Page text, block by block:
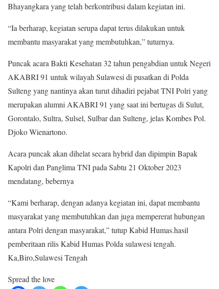
Bhayangkara yang telah berkontribusi dalam kegiatan ini.
“Ia berharap, kegiatan serupa dapat terus dilakukan untuk
membantu masyarakat yang membutuhkan,” tuturnya.
Puncak acara Bakti Kesehatan 32 tahun pengabdian untuk Negeri
AKABRI 91 untuk wilayah Sulawesi di pusatkan di Polda
Sulteng yang nantinya akan turut dihadiri pejabat TNI Polri yang
merupakan alumni AKABRI 91 yang saat ini bertugas di Sulut,
Gorontalo, Sultra, Sulsel, Sulbar dan Sulteng, jelas Kombes Pol.
Djoko Wienartono.
Acara puncak akan dihelat secara hybrid dan dipimpin Bapak
Kapolri dan Panglima TNI pada Sabtu 21 Oktober 2023
mendatang, bebernya
“Kami berharap, dengan adanya kegiatan ini, dapat membantu
masyarakat yang membutuhkan dan juga mempererat hubungan
antara Polri dengan masyarakat,” tutup Kabid Humas.hasil
pemberitaan rilis Kabid Humas Polda sulawesi tengah.
Ka,Biro,Sulawesi Tengah
Spread the love